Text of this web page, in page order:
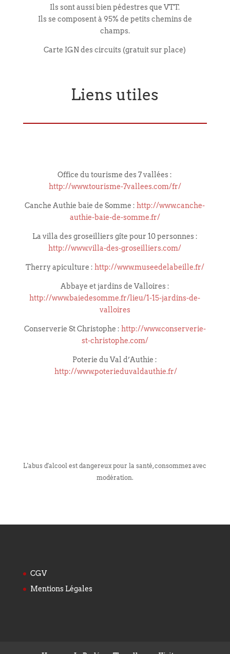
Ils sont aussi bien pédestres que VTT.
Ils se composent à 95% de petits chemins de
champs.
Carte IGN des circuits (gratuit sur place)
Liens utiles
Office du tourisme des 7 vallées :
http://www.tourisme-7vallees.com/fr/
Canche Authie baie de Somme : http://www.canche-
authie-baie-de-somme.fr/
La villa des groseilliers gîte pour 10 personnes :
http://www.villa-des-groseilliers.com/
Therry apiculture : http://www.museedelabeille.fr/
Abbaye et jardins de Valloires :
http://www.baiedesomme.fr/lieu/1-15-jardins-de-
valloires
Conserverie St Christophe : http://www.conserverie-
st-christophe.com/
Poterie du Val d’Authie :
http://www.poterieduvaldauthie.fr/
L'abus d'alcool est dangereux pour la santé, consommez avec
modération.
CGV
Mentions Légales